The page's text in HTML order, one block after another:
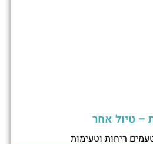
– טיול אחר
ריחות וטעימות